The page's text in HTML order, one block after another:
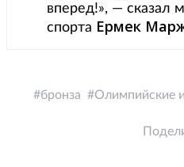
вперед!», — сказал
спорта Ермек
бронза Олимпийские